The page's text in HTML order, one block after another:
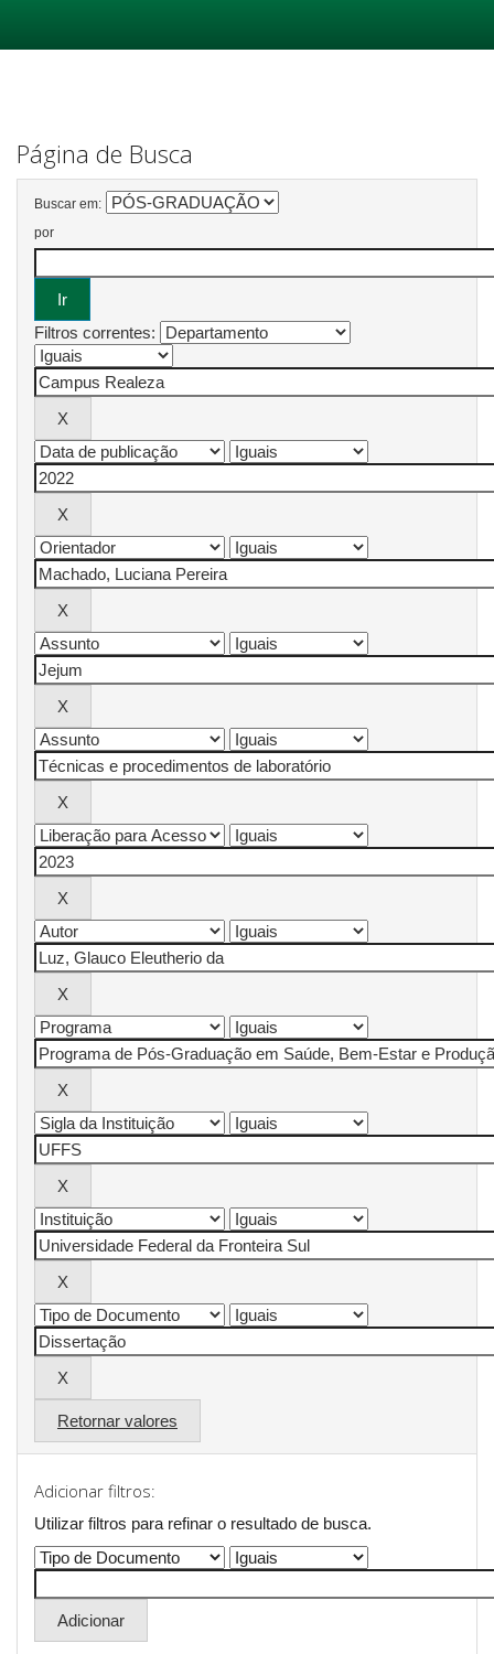
Página de Busca
Buscar em:
por
Filtros correntes:
Retornar valores
Adicionar filtros:
Utilizar filtros para refinar o resultado de busca.